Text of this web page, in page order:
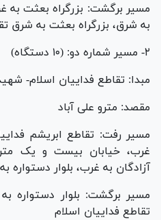
مسیر برگشت: بزرگراه بعثت به
به شرق، بزرگراه بعثت به شرق
۲- مسیر شماره دو: (۱۰ دستگاه)
مبدا: تقاطع فداییان اسلام-
مقصد: مترو علی آباد
مسیر رفت: تقاطع ابریشم
غرب، خیابان بیست و یک
آزادگان به غرب، بلوار دستواره
مسیر برگشت: بلوار دستواره به
تقاطع فداییان اسلام